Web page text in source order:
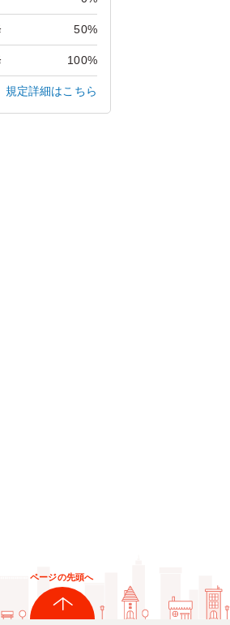
50%
100%
規定詳細はこちら
ページの先頭へ